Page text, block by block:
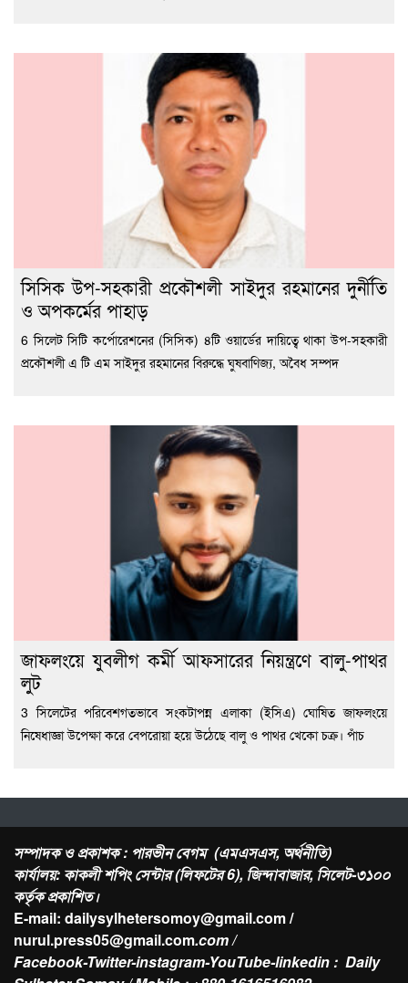
সিসিক উপ-সহকারী প্রকৌশলী সাইদুর রহমানের দুর্নীতি
ও অপকর্মের পাহাড়
6 সিলেট সিটি কর্পোরেশনের (সিসিক) ৪টি ওয়ার্ডের দায়িত্বে থাকা উপ-সহকারী
প্রকৌশলী এ টি এম সাইদুর রহমানের বিরুদ্ধে ঘুষবাণিজ্য, অবৈধ সম্পদ
জাফলংয়ে যুবলীগ কর্মী আফসারের নিয়ন্ত্রণে বালু-পাথর
লুট
3 সিলেটের পরিবেশগতভাবে সংকটাপন্ন এলাকা (ইসিএ) ঘোষিত জাফলংয়ে
নিষেধাজ্ঞা উপেক্ষা করে বেপরোয়া হয়ে উঠেছে বালু ও পাথর খেকো চক্র। পাঁচ
সম্পাদক ও প্রকাশক : পারভীন বেগম (এমএসএস, অর্থনীতি)
কার্যালয়: কাকলী শপিং সেন্টার (লিফটের 6), জিন্দাবাজার, সিলেট-৩১০০
কর্তৃক প্রকাশিত।
E-mail: dailysylhetersomoy@gmail.com /
nurul.press05@gmail.com.com /
Facebook-Twitter-instagram-YouTube-linkedin : Daily